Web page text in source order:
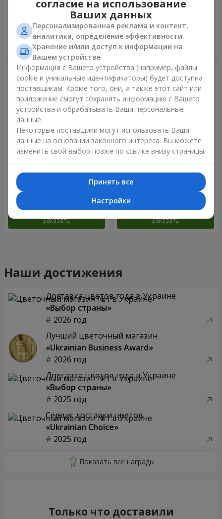
Заказать
золото"
Заказать
Фонтан шаров "Радужное
настроение"
Заказать
Фонтан шаров "Arcobaleno"
Заказать
Наши достижения
Доставка цветов года в Украине
«Выбор страны»
2026 год
Лучший цветочный магазин
«Ukrainian Business Award»
2026 год
Доставка цветов года в Украине
«Выбор страны»
2025 год
Сервис доставки цветов
«Ukrainian Choice»
2025 год
Только что доставили
согласие на использование
Ваших данных
Персонализированная реклама и контент,
аналитика, определение эффективности
Хранение и/или доступ к информации на
Вашем устройстве
Информация с Вашего устройства (например, файлы
cookie и уникальные идентификаторы) будет доступна
поставщикам. Кроме того, они, а также этот сайт или
приложение смогут сохранять информацию с Вашего
устройства и обрабатывать Ваши персональные
данные.
Некоторые поставщики могут использовать Ваши
данные на основании законного интереса. Вы можете
изменить свой выбор позже по ссылке внизу страницы.
Принять все
Настройки